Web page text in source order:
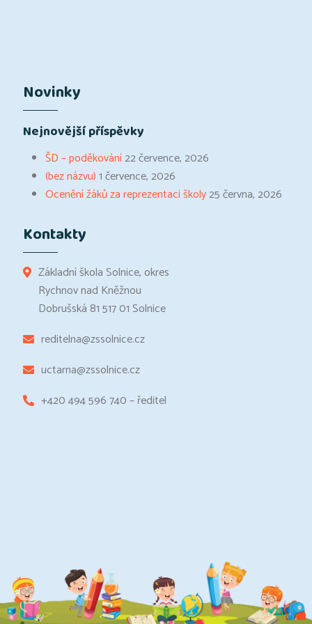
Novinky
Nejnovější příspěvky
ŠD – poděkování22 července, 2026
(bez názvu)1 července, 2026
Ocenění žáků za reprezentaci školy25 června, 2026
Kontakty
Základní škola Solnice, okres
Rychnov nad Kněžnou
Dobrušská 81 517 01 Solnice
reditelna@zssolnice.cz
uctarna@zssolnice.cz
+420 494 596 740 – ředitel